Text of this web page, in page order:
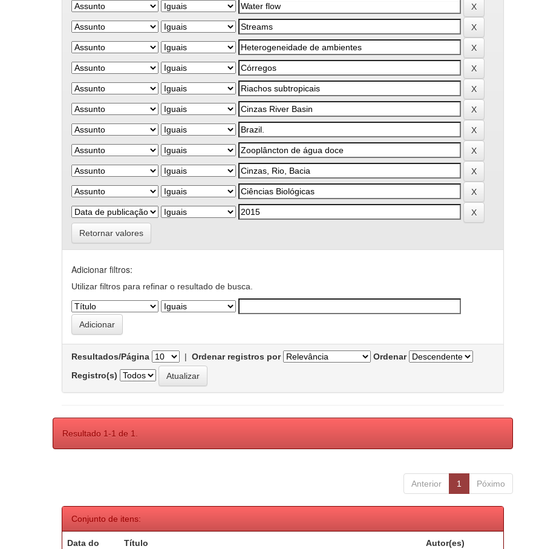
Retornar valores
Adicionar filtros:
Utilizar filtros para refinar o resultado de busca.
Resultados/Página | Ordenar registros por
Ordenar
Registro(s)
Resultado 1-1 de 1.
Anterior 1 Póximo
Conjunto de itens:
Data do Título Autor(es)